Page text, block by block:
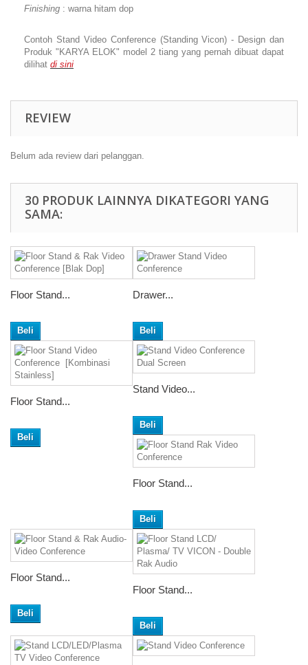
Finishing : warna hitam dop
Contoh Stand Video Conference (Standing Vicon) - Design dan
Produk "KARYA ELOK" model 2 tiang yang pernah dibuat dapat
dilihat di sini
REVIEW
Belum ada review dari pelanggan.
30 PRODUK LAINNYA DIKATEGORI YANG
SAMA:
Floor Stand...
Beli
Drawer...
Beli
Floor Stand...
Beli
Stand Video...
Beli
Floor Stand...
Beli
Floor Stand...
Beli
Floor Stand...
Beli